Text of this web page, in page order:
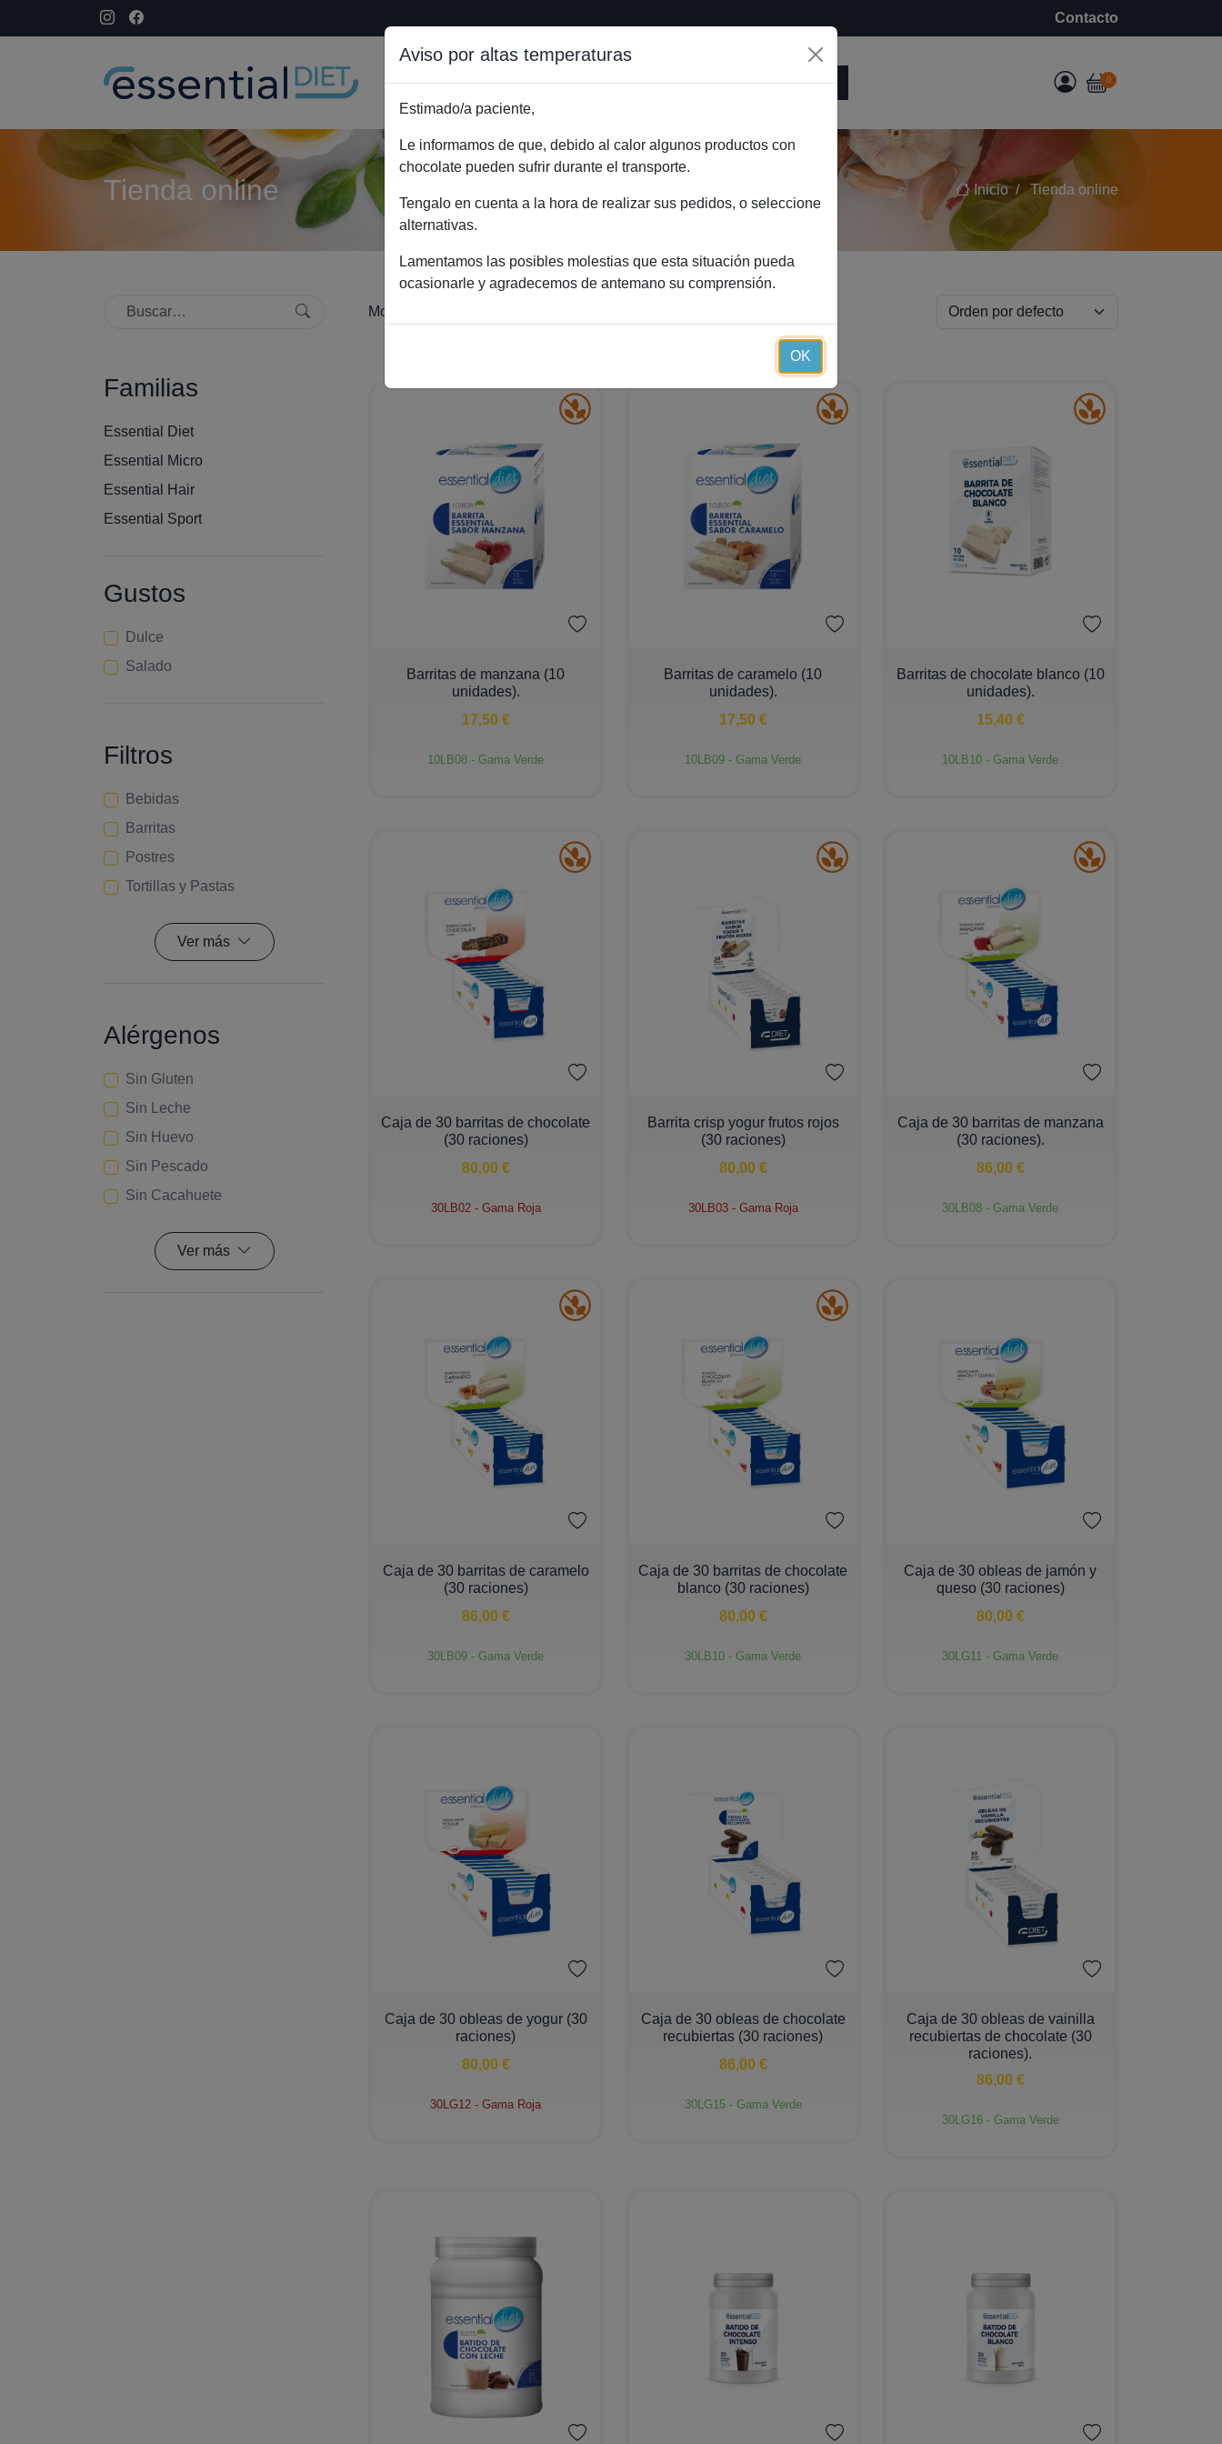
Contacto
Inicio Método Essential Blog Tienda online 0
Tienda online Inicio Tienda online
Familias
Essential Diet
Essential Micro
Essential Hair
Essential Sport
Gustos
Dulce
Salado
Filtros
Bebidas
Barritas
Postres
Tortillas y Pastas
Ver más
Alérgenos
Sin Gluten
Sin Leche
Sin Huevo
Sin Pescado
Sin Cacahuete
Ver más
Mostrando
+
Barritas de manzana (10
unidades).
17,50 €
10LB08 - Gama Verde
+
Barritas de caramelo (10
unidades).
17,50 €
10LB09 - Gama Verde
− +
Barritas de chocolate blanco (10
unidades).
15,40 €
10LB10 - Gama Verde
− +
Caja de 30 barritas de chocolate
(30 raciones)
80,00 €
30LB02 - Gama Roja
− +
Barrita crisp yogur frutos rojos
(30 raciones)
80,00 €
30LB03 - Gama Roja
− +
Caja de 30 barritas de manzana
(30 raciones).
86,00 €
30LB08 - Gama Verde
− +
Caja de 30 barritas de caramelo
(30 raciones)
86,00 €
30LB09 - Gama Verde
− +
Caja de 30 barritas de chocolate
blanco (30 raciones)
80,00 €
30LB10 - Gama Verde
− +
Caja de 30 obleas de jamón y
queso (30 raciones)
80,00 €
30LG11 - Gama Verde
− +
Caja de 30 obleas de yogur (30
raciones)
80,00 €
30LG12 - Gama Roja
− +
Caja de 30 obleas de chocolate
recubiertas (30 raciones)
86,00 €
30LG15 - Gama Verde
− +
Caja de 30 obleas de vainilla
recubiertas de chocolate (30
raciones).
86,00 €
30LG16 - Gama Verde
Aviso por altas temperaturas
Estimado/a paciente,
Le informamos de que, debido al calor algunos productos con
chocolate pueden sufrir durante el transporte.
Tengalo en cuenta a la hora de realizar sus pedidos, o seleccione
alternativas.
Lamentamos las posibles molestias que esta situación pueda
ocasionarle y agradecemos de antemano su comprensión.
OK